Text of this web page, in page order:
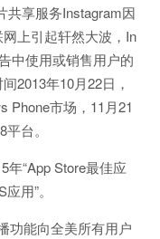
共享服务Instagram因
上引起轩然大波，In
中使用或销售用户的
2013年10月22日，
Phone市场，11月21
台。
年“App Store最佳应
用”。
功能向全美所有用户